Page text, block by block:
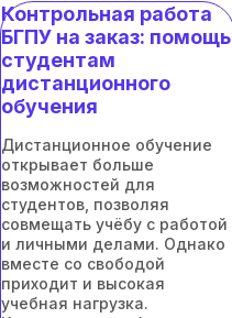
Контрольная работа
БГПУ на заказ: помощь
студентам
дистанционного
обучения
Дистанционное обучение
открывает больше
возможностей для
студентов, позволяя
совмещать учёбу с работой
и личными делами. Однако
вместе со свободой
приходит и высокая
учебная нагрузка.